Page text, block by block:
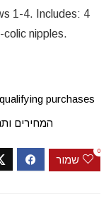
1-4. Includes: 4
nipples.
purchases.
המחירים
שמור
0